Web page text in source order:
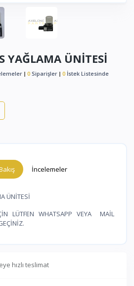
YAĞLAMA ÜNİTESİ
0 Siparişler 0 İstek Listesinde
İncelemeler
ÜNİTESİ
LÜTFEN WHATSAPP VEYA MAİL
hızlı teslimat